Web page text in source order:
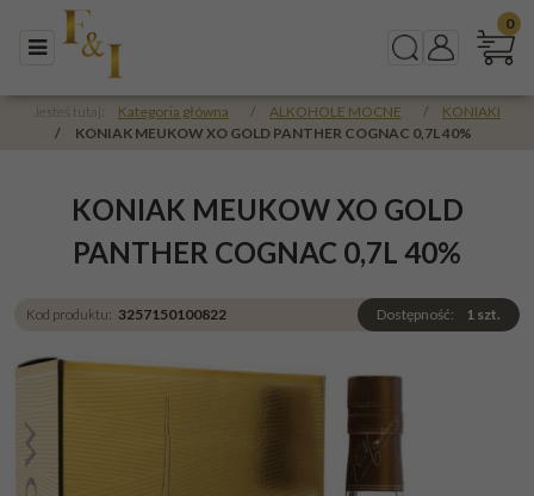
Menu SzukajPanel
0
Jesteś tutaj: Kategoria główna / ALKOHOLE MOCNE /
KONIAKI
/
KONIAK MEUKOW XO GOLD PANTHER COGNAC 0,7L 40%
KONIAK MEUKOW XO GOLD
PANTHER COGNAC 0,7L 40%
Kod produktu: 3257150100822 Dostępność: 1 szt.